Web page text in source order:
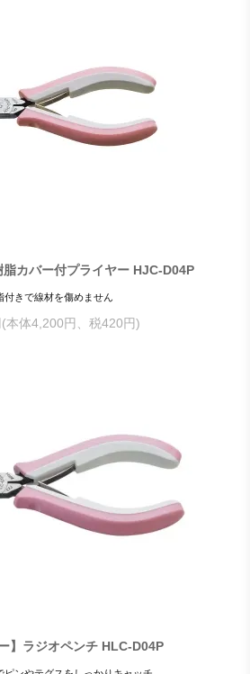
脂カバー付プライヤー HJC-D04P
付きで線材を傷めません
本体4,200円、税420円)
】ラジオペンチ HLC-D04P